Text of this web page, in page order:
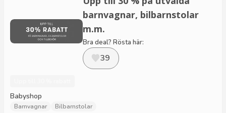
barnvagnar, bilbarnstolar
m.m.
Bra deal? Rösta här:
39
Babyshop
Barnvagnar Bilbarnstolar